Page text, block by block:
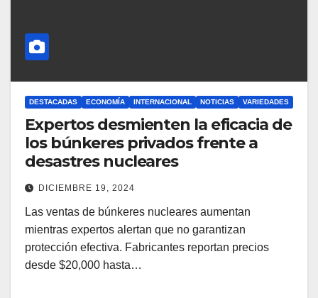
DESTACADAS ECONOMÍA INTERNACIONAL NOTICIAS VARIEDADES
Expertos desmienten la eficacia de
los búnkeres privados frente a
desastres nucleares
DICIEMBRE 19, 2024
Las ventas de búnkeres nucleares aumentan
mientras expertos alertan que no garantizan
protección efectiva. Fabricantes reportan precios
desde $20,000 hasta…